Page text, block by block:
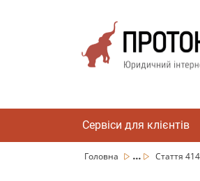
Сервіси для клієнтів
Головна ... Стаття